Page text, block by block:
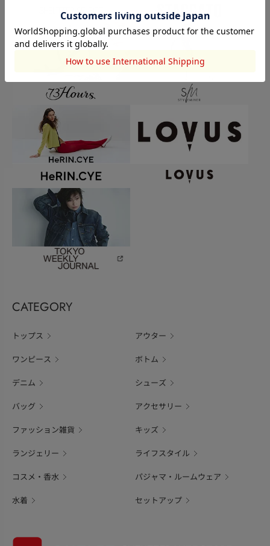
CATEGORY
トップス アウター
ワンピース ボトム
デニム シューズ
バッグ アクセサリー
ファッション雑貨 キッズ
ランジェリー ライフスタイル
コスメ・香水 パジャマ・ルームウェア
水着 セットアップ